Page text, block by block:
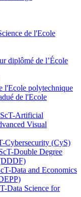
de l'Ecole
diplômé de l’École
l'Ecole polytechnique
de l'Ecole
Artificial
Visual
Cybersecurity (CyS)
Double Degree
Data and Economics
Data Science for